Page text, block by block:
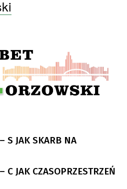
JAK SKARB NA
JAK CZASOPRZESTRZEŃ